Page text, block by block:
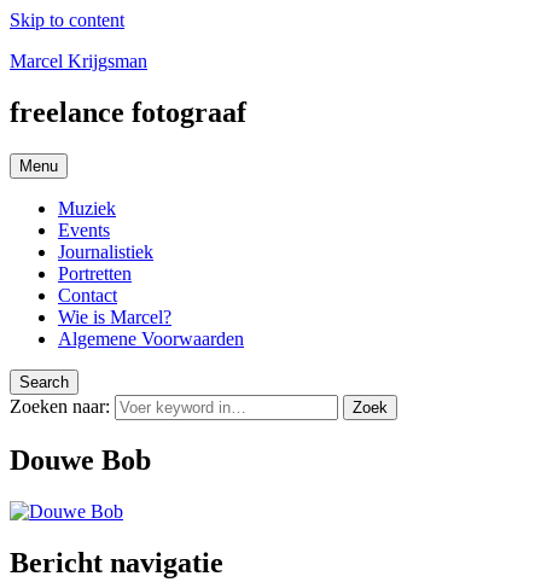
Skip to content
Marcel Krijgsman
freelance fotograaf
Menu
Muziek
Events
Journalistiek
Portretten
Contact
Wie is Marcel?
Algemene Voorwaarden
Search
Zoeken naar: Zoek
Douwe Bob
Bericht navigatie